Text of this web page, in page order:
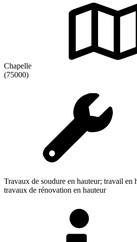
Chapelle
(75000)
Travaux de soudure en hauteur; travail en
travaux de rénovation en hauteur